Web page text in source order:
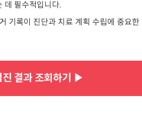
데 필수적입니다.
기록이 진단과 치료 계획 수립에 중요
진 결과 조회하기 ▶